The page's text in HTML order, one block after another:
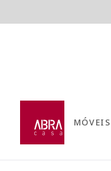
MÓVEIS